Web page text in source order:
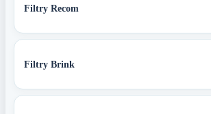
Filtry Recom
Filtry Brink